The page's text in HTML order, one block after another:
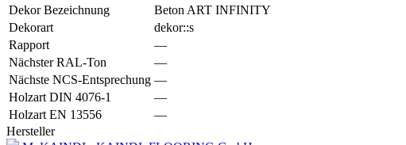
Dekor Bezeichnung
Beton ART INFINITY
Dekorart
dekor::s
Rapport
—
Nächster RAL-Ton
—
Nächste NCS-Entsprechung —
Holzart DIN 4076-1
—
Holzart EN 13556
—
Hersteller